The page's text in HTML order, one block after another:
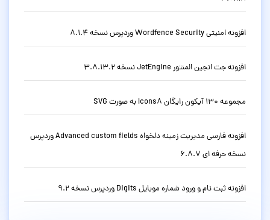
افزونه امنیتی Wordfence Security وردپرس نسخه 8.1.4
افزونه جت انجین المنتور JetEngine نسخه 3.8.13.2
مجموعه 130 آیکون رایگان Icons8 به صورت SVG
افزونه فارسی مدیریت زمینه دلخواه Advanced custom fields وردپرس
نسخه حرفه ای 6.8.7
افزونه ثبت نام و ورود شماره موبایل Digits وردپرس نسخه 9.2